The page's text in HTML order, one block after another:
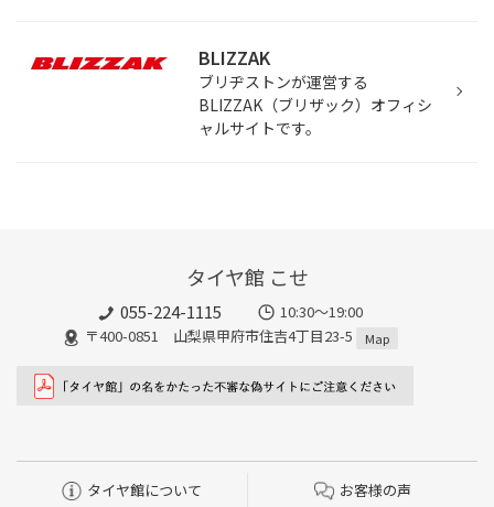
BLIZZAK
ブリヂストンが運営する
BLIZZAK（ブリザック）オフィシ
ャルサイトです。
タイヤ館 こせ
055-224-1115
10:30～19:00
〒400-0851 山梨県甲府市住吉4丁目23-5
Map
タイヤ館について お客様の声